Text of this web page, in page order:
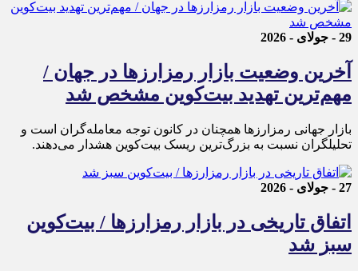
29 - جولای - 2026
آخرین وضعیت بازار رمزارزها در جهان /
مهم‌ترین تهدید بیت‌کوین مشخص شد
بازار جهانی رمزارزها همچنان در کانون توجه معامله‌گران است و
تحلیلگران نسبت به بزرگ‌ترین ریسک بیت‌کوین هشدار می‌دهند.
27 - جولای - 2026
اتفاق تاریخی در بازار رمزارزها / بیت‌کوین
سبز شد